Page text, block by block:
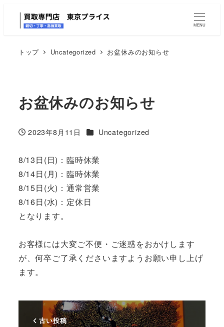
MENU
トップ Uncategorized お盆休みのお知らせ
お盆休みのお知らせ
投稿日
2023年8月11日 カテゴリー
Uncategorized
8/13日(日)：臨時休業
8/14日(月)：臨時休業
8/15日(火)：通常営業
8/16日(水)：定休日
となります。
お客様には大変ご不便・ご迷惑をおかけします
が、何卒ご了承くださいますようお願い申し上げ
ます。
古い投稿